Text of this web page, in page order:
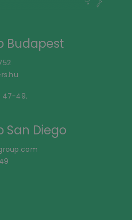
Budapest
47-49.
San Diego